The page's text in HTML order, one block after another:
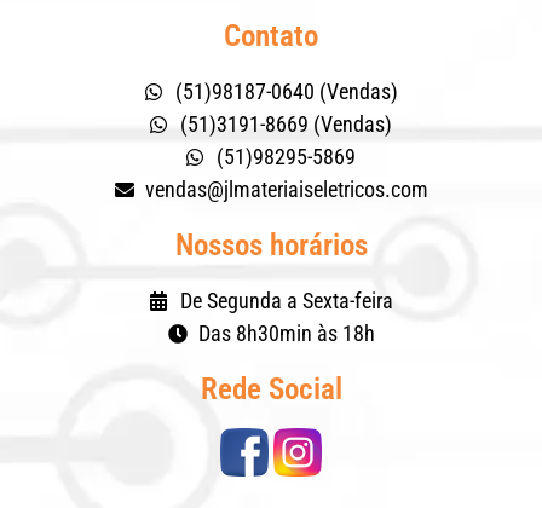
Contato
(51)98187-0640 (Vendas)
(51)3191-8669 (Vendas)
(51)98295-5869
vendas@jlmateriaiseletricos.com
Nossos horários
De Segunda a Sexta-feira
Das 8h30min às 18h
Rede Social